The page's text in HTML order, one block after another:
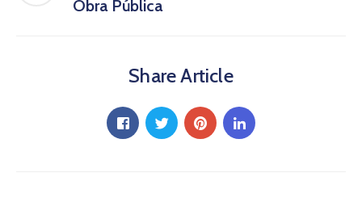
Obra Pública
Share Article